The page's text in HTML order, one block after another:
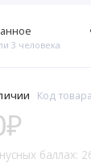
Код
баллах:
3 человека